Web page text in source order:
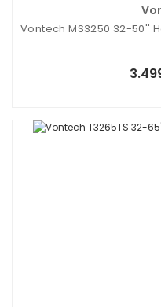
Vontech MS3250 32-50''